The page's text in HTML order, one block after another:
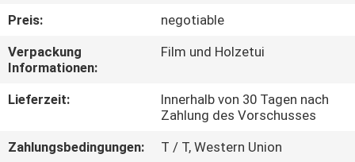
SIE
MIT
IN
VERBINDUNG
Preis:
negotiable
Verpackung
Informationen:
Film und Holzetui
Lieferzeit:
Innerhalb von 30 Tagen nach
Zahlung des Vorschusses
Zahlungsbedingungen:
T / T, Western Union